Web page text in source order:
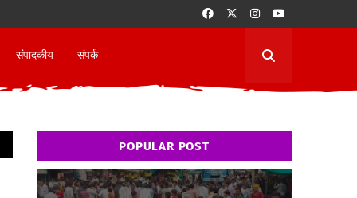
संपादकीय संपर्क
POPULAR POST